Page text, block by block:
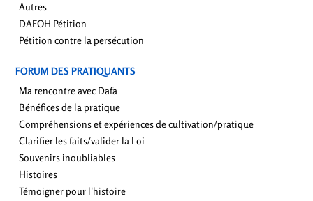
Autres
DAFOH Pétition
Pétition contre la persécution
FORUM DES PRATIQUANTS
Ma rencontre avec Dafa
Bénéfices de la pratique
Compréhensions et expériences de cultivation/pratique
Clarifier les faits/valider la Loi
Souvenirs inoubliables
Histoires
Témoigner pour l'histoire